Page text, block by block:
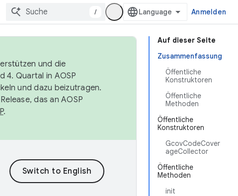
/ Anmelden
Auf dieser Seite
Zusammenfassung
Öffentliche
Konstruktoren
Öffentliche
Methoden
Öffentliche
Konstruktoren
GcovCodeCover
ageCollector
Öffentliche
Methoden
init
und die
4. Quartal in AOSP
und dazu beizutragen.
das an AOSP
.